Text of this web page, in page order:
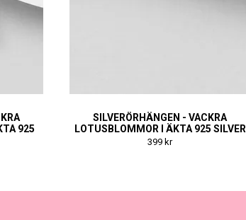
925
SILVERÖRHÄNGEN - VACKRA
LOTUSBLOMMOR I ÄKTA 925 SILVER
399 kr